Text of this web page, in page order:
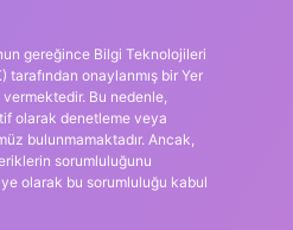
gereğince Bilgi Teknolojileri
tarafından onaylanmış bir Yer
vermektedir. Bu nedenle,
olarak denetleme veya
bulunmamaktadır. Ancak,
sorumluluğunu
olarak bu sorumluluğu kabul